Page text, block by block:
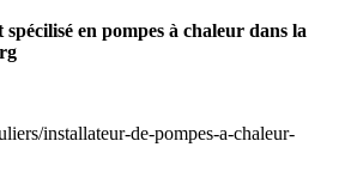
en pompes à chaleur dans la
installateur-de-pompes-a-chaleur-